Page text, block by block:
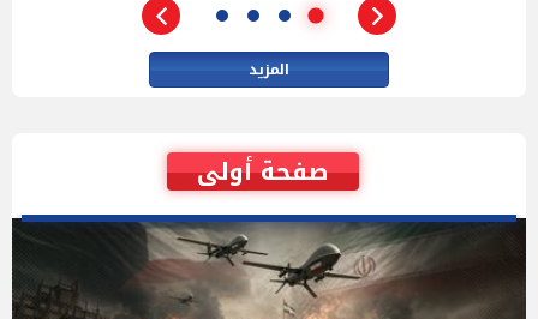
المزيد
صفحة أولى